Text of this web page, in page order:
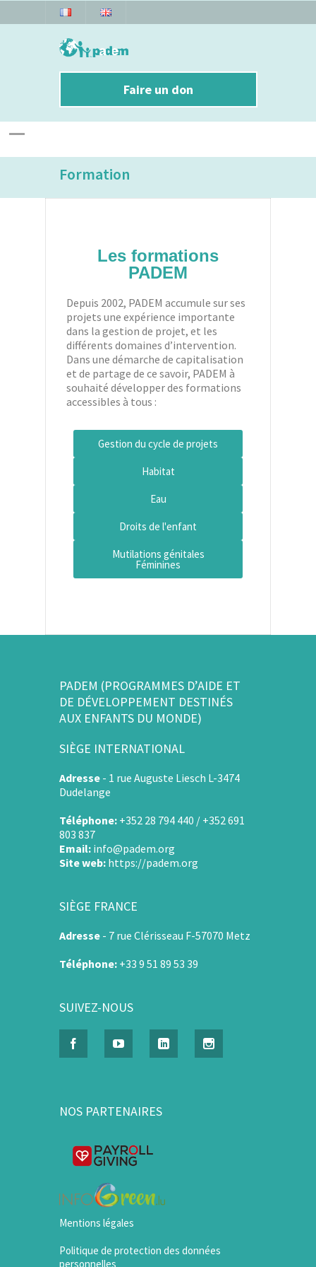
Faire un don
Formation
Les formations
PADEM
Depuis 2002, PADEM accumule sur ses
projets une expérience importante
dans la gestion de projet, et les
différents domaines d’intervention.
Dans une démarche de capitalisation
et de partage de ce savoir, PADEM à
souhaité développer des formations
accessibles à tous :
Gestion du cycle de projets
Habitat
Eau
Droits de l'enfant
Mutilations génitales
Féminines
PADEM (PROGRAMMES D’AIDE ET
DE DÉVELOPPEMENT DESTINÉS
AUX ENFANTS DU MONDE)
SIÈGE INTERNATIONAL
Adresse - 1 rue Auguste Liesch L-3474
Dudelange
Téléphone: +352 28 794 440 / +352 691
803 837
Email: info@padem.org
Site web: https://padem.org
SIÈGE FRANCE
Adresse - 7 rue Clérisseau F-57070 Metz
Téléphone: +33 9 51 89 53 39
SUIVEZ-NOUS
NOS PARTENAIRES
Mentions légales
Politique de protection des données
personnelles